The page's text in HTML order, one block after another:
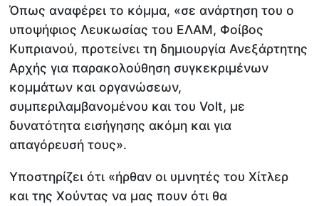
Όπως αναφέρει το κόμμα, «σε ανάρτηση του ο
υποψήφιος Λευκωσίας του ΕΛΑΜ, Φοίβος
Κυπριανού, προτείνει τη δημιουργία Ανεξάρτητης
Αρχής για παρακολούθηση συγκεκριμένων
κομμάτων και οργανώσεων,
συμπεριλαμβανομένου και του Volt, με
δυνατότητα εισήγησης ακόμη και για
απαγόρευσή τους».
Υποστηρίζει ότι «ήρθαν οι υμνητές του Χίτλερ
και της Χούντας να μας πουν ότι θα